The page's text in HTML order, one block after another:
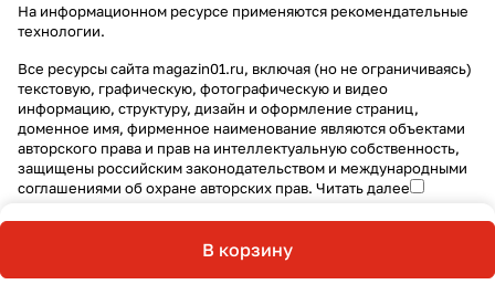
В корзину
На информационном ресурсе применяются рекомендательные
технологии.
Все ресурсы сайта magazin01.ru, включая (но не ограничиваясь)
текстовую, графическую, фотографическую и видео
информацию, структуру, дизайн и оформление страниц,
доменное имя, фирменное наименование являются объектами
авторского права и прав на интеллектуальную собственность,
защищены российским законодательством и международными
соглашениями об охране авторских прав. Читать далее